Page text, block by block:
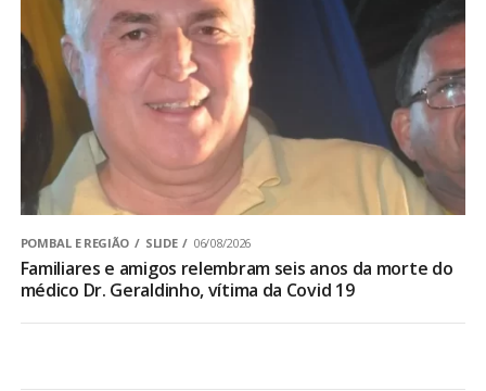
POMBAL E REGIÃO SLIDE 06/08/2026
Familiares e amigos relembram seis anos da morte do
médico Dr. Geraldinho, vítima da Covid 19